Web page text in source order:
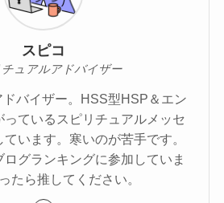
スピコ
ュアルアドバイザー
バイザー。HSS型HSP＆エン
ているスピリチュアルメッセ
います。寒いのが苦手です。
ログランキングに参加していま
たら推してください。